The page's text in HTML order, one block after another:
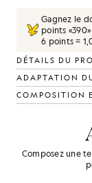
Gagnez le
points «390
6 points =
DÉTAILS DU
ADAPTATION
COMPOSITION
Composez une